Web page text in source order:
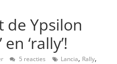
de Ypsilon
‘rally’!
5 reacties Lancia, Rally,